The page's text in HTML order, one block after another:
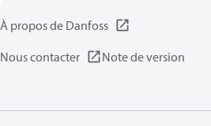
À propos de Danfoss
Nous contacter
Note de version